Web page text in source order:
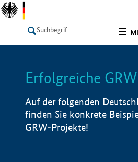
LISTE
Erfolgreiche
Auf der folgenden
finden Sie konkrete
GRW-Projekte!